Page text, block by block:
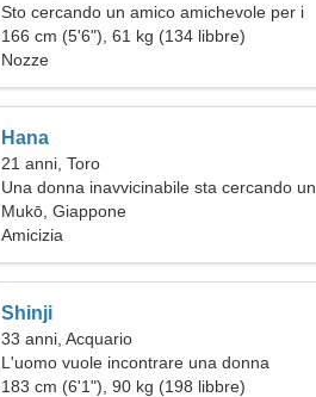
Sto cercando un amico amichevole per i
viaggi
166 cm (5'6"), 61 kg (134 libbre)
Nozze
Hana
21 anni, Toro
Una donna inavvicinabile sta cercando un
partner
Mukō, Giappone
Amicizia
Shinji
33 anni, Acquario
L'uomo vuole incontrare una donna
183 cm (6'1"), 90 kg (198 libbre)